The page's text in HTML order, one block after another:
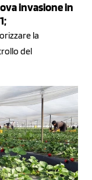
invasione in
la
del